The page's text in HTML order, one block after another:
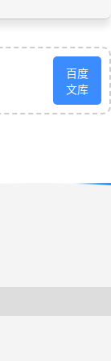
百度
文库